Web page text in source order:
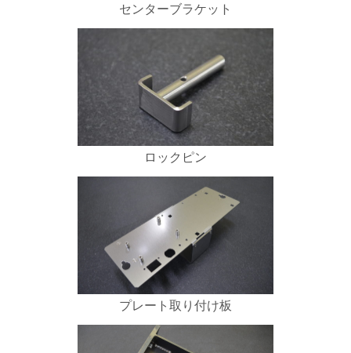
センターブラケット
ロックピン
プレート取り付け板